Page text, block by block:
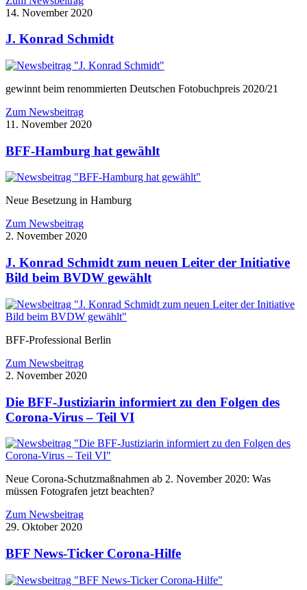
14. November 2020
J. Konrad Schmidt
gewinnt beim renommierten Deutschen Fotobuchpreis 2020/21
Zum Newsbeitrag
11. November 2020
BFF-Hamburg hat gewählt
Neue Besetzung in Hamburg
Zum Newsbeitrag
2. November 2020
J. Konrad Schmidt zum neuen Leiter der Initiative
Bild beim BVDW gewählt
BFF-Professional Berlin
Zum Newsbeitrag
2. November 2020
Die BFF-Justiziarin informiert zu den Folgen des
Corona-Virus – Teil VI
Neue Corona-Schutzmaßnahmen ab 2. November 2020: Was
müssen Fotografen jetzt beachten?
Zum Newsbeitrag
29. Oktober 2020
BFF News-Ticker Corona-Hilfe